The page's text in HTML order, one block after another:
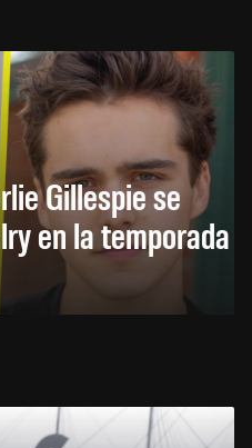
Gillespie se
en la temporada